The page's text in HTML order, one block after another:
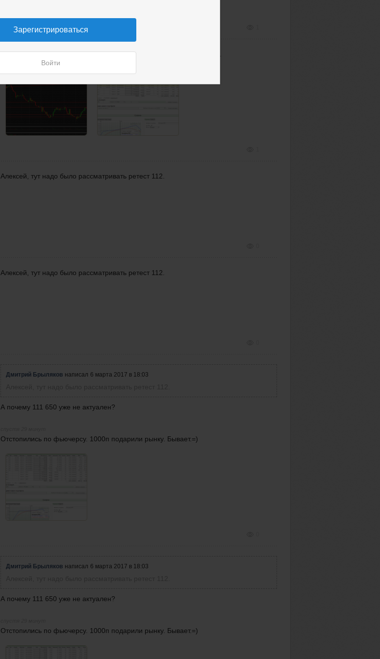
Зарегистрироваться
Войти
А вот и ретест нарисовался Лонг 111 650. Стоп 10 730. Цель 12 700.
Алексей, тут надо было рассматривать ретест 112.
Алексей, тут надо было рассматривать ретест 112.
Дмитрий Брыляков написал 6 марта 2017 в 18:03
А почему 111 650 уже не актуален?
Отстопились по фьючерсу. 1000п подарили рынку. Бывает.=)
Дмитрий Брыляков написал 6 марта 2017 в 18:03
А почему 111 650 уже не актуален?
Отстопились по фьючерсу. 1000п подарили рынку. Бывает.=)